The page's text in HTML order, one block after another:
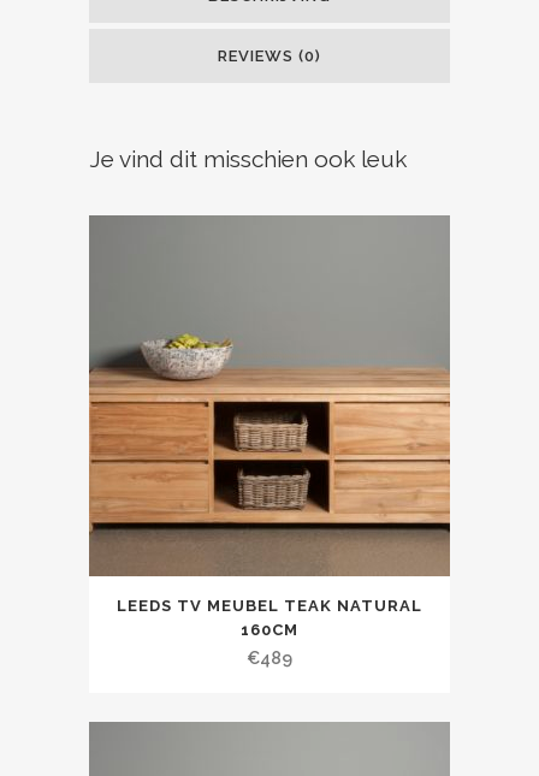
REVIEWS (0)
Je vind dit misschien ook leuk
LEEDS TV MEUBEL TEAK NATURAL
160CM
€489